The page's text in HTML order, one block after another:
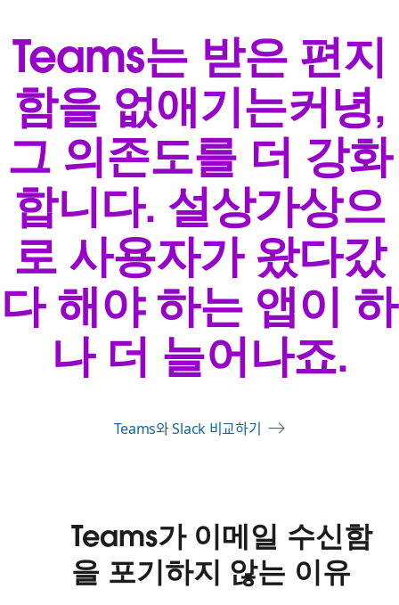
Teams는 받은 편지
함을 없애기는커녕,
그 의존도를 더 강화
합니다. 설상가상으
로 사용자가 왔다갔
다 해야 하는 앱이 하
나 더 늘어나죠.
Teams와 Slack 비교하기
Teams가 이메일 수신함
을 포기하지 않는 이유